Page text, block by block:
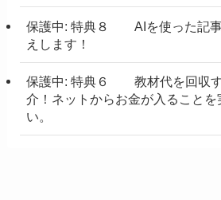
保護中: 特典８ AIを使った記事
えします！
保護中: 特典６ 教材代を回収す
介！ネットからお金が入ることを
い。